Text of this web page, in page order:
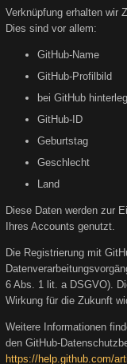
Verknüpfung erhalten wir
Dies sind vor allem:
GitHub-Name
GitHub-Profilbild
bei GitHub
GitHub-ID
Geburtstag
Geschlecht
Land
Diese Daten werden zur
Ihres Accounts genutzt.
Die Registrierung mit
6 Abs. 1 lit. a DSGVO).
Wirkung für die Zukunft
Weitere Informationen
den GitHub-
https://help.github.com/